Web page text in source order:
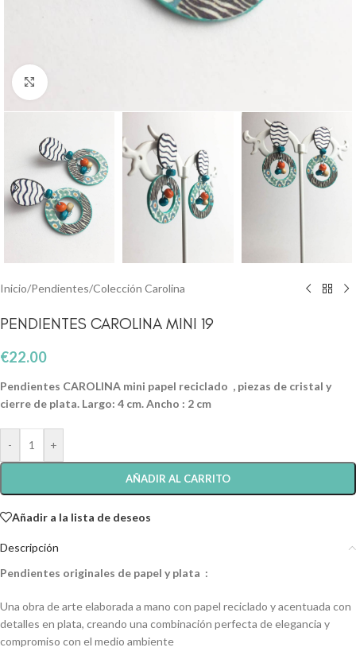
Clic para ampliar
Inicio/Pendientes/Colección Carolina
PENDIENTES CAROLINA MINI 19
€22.00
Pendientes CAROLINA mini papel reciclado , piezas de cristal y
cierre de plata. Largo: 4 cm. Ancho : 2 cm
- +
AÑADIR AL CARRITO
Añadir a la lista de deseos
Descripción
Pendientes originales de papel y plata :
Una obra de arte elaborada a mano con papel reciclado y acentuada con
detalles en plata, creando una combinación perfecta de elegancia y
compromiso con el medio ambiente